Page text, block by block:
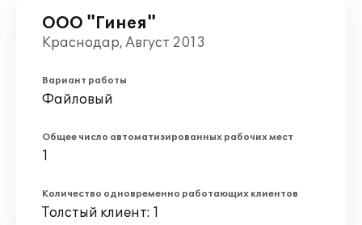
ООО "Гинея"
Краснодар, Август 2013
Вариант работы
Файловый
Общее число автоматизированных рабочих мест
1
Количество одновременно работающих клиентов
Толстый клиент: 1